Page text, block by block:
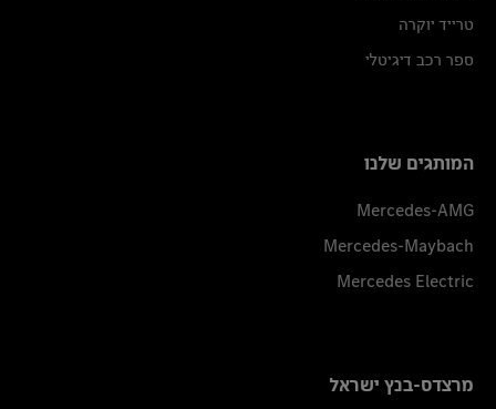
טרייד יוקרה
ספר רכב דיגיטלי
המותגים שלנו
Mercedes-AMG
Mercedes-Maybach
Mercedes Electric
מרצדס-בנץ ישראל